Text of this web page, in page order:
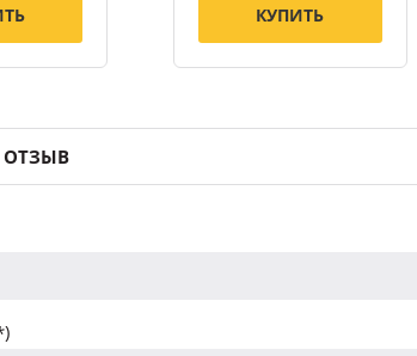
КУПИТЬ
ОТЗЫВ